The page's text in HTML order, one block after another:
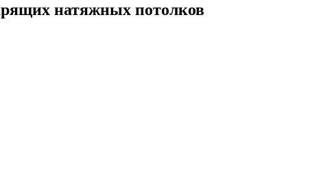
натяжных потолков